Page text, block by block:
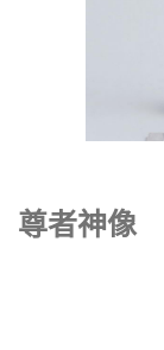
尊者神像